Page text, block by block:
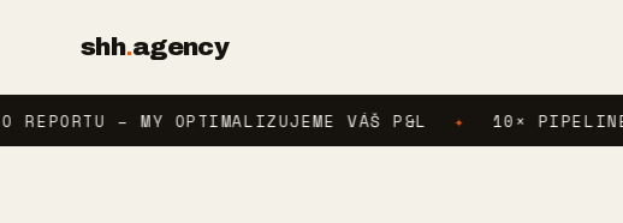
shh.agency
– MY OPTIMALIZUJEME VÁŠ P&L ✦ 10× PIPELINE.